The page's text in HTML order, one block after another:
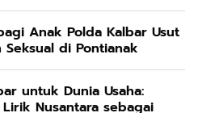
Anak Polda Kalbar Usut
di Pontianak
untuk Dunia Usaha:
Nusantara sebagai